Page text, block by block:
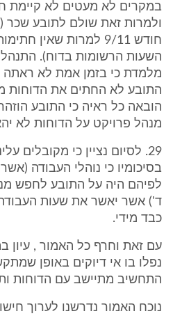
במקרים לא מעטים לא קיימת
ולמרות זאת שולם לתובע שכר
חודש 9/11 למרות שאין
השעות הרשומות בדוח).
מלמדת כי בזמן אמת לא ראתה
התובע לא החתים את הדוחות
הובאה כל ראיה כי התובע
מנהל פרויקט על הדוחות לא
29. לסיום נציין כי מקובלים
בסיכומיו כי נוהלי העבודה
לפיהם היה על התובע לחפש
ד') אשר יאשר את שעות העבודה
כבד מידי.
עם זאת וחרף כל האמור , עיון
נפלו בו אי דיוקים באופן
התחשיב מתיישב עם הדוחות
נוכח האמור נדרשנו לערוך